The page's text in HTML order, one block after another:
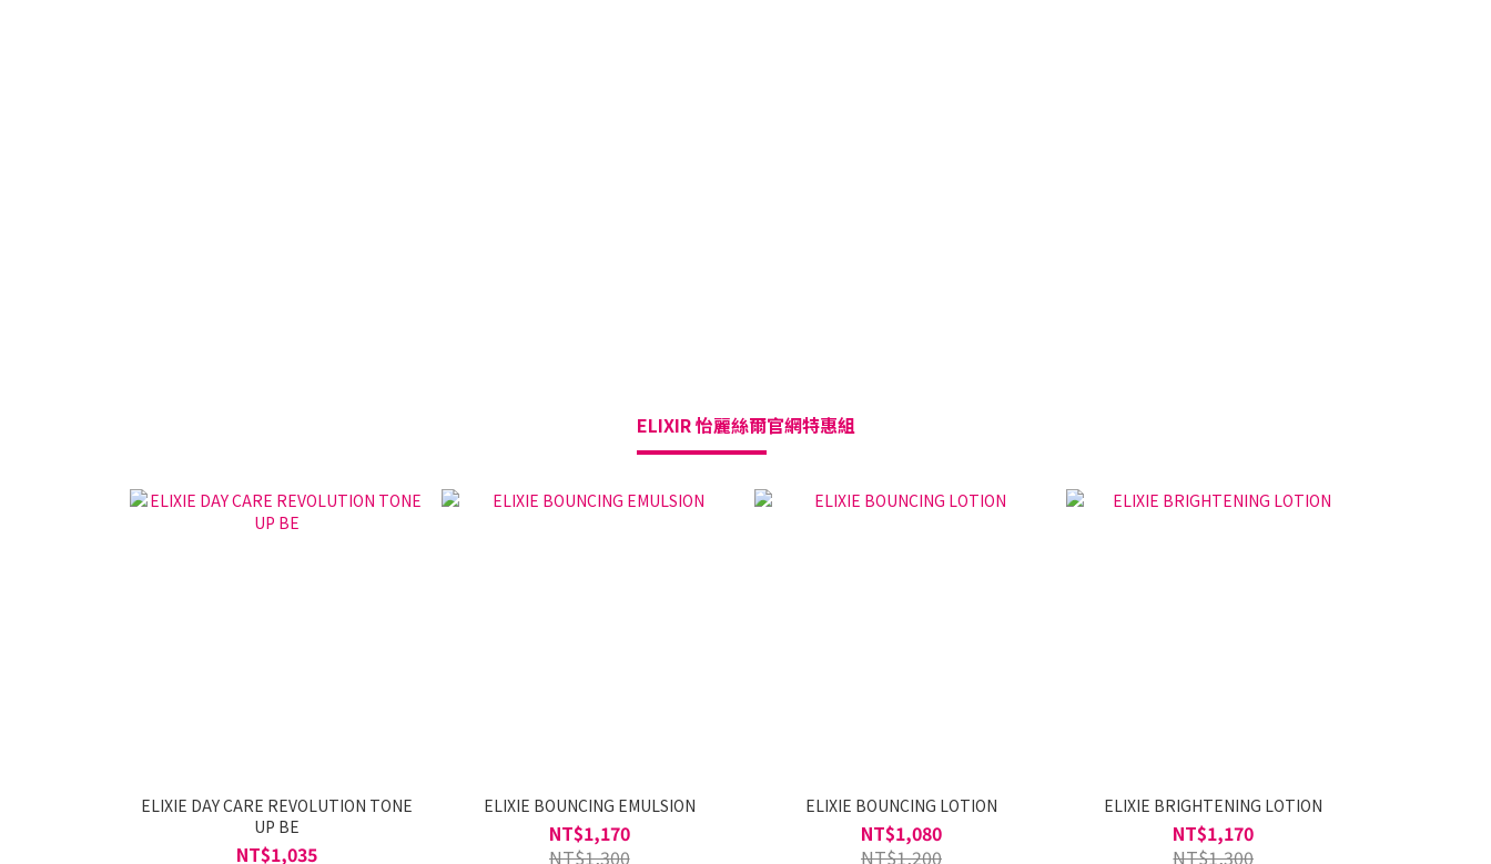
ELIXIR 怡麗絲爾官網特惠組
ELIXIE DAY CARE REVOLUTION TONE
UP BE
NT$1,035
ELIXIE BOUNCING EMULSION
NT$1,170
NT$1,300
ELIXIE BOUNCING LOTION
NT$1,080
NT$1,200
ELIXIE BRIGHTENING LOTION
NT$1,170
NT$1,300